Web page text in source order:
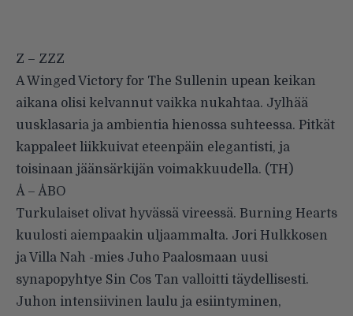
Z – ZZZ
A Winged Victory for The Sullenin upean keikan
aikana olisi kelvannut vaikka nukahtaa. Jylhää
uusklasaria ja ambientia hienossa suhteessa. Pitkät
kappaleet liikkuivat eteenpäin elegantisti, ja
toisinaan jäänsärkijän voimakkuudella. (TH)
Å – ÅBO
Turkulaiset olivat hyvässä vireessä. Burning Hearts
kuulosti aiempaakin uljaammalta. Jori Hulkkosen
ja Villa Nah -mies Juho Paalosmaan uusi
synapopyhtye Sin Cos Tan valloitti täydellisesti.
Juhon intensiivinen laulu ja esiintyminen,